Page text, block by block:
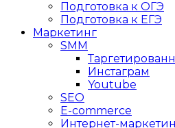
Подготовка к ОГЭ
Подготовка к ЕГЭ
Маркетинг
SMM
Инстаграм
Youtube
SEO
E-сommerce
Интернет-